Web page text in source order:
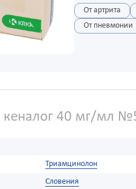
От артрита
От пневмонии
кеналог 40 мг/мл
Триамцинолон
Словения